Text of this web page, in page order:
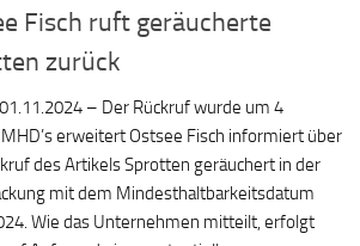
Fisch ruft geräucherte
zurück
– Der Rückruf wurde um 4
erweitert Ostsee Fisch informiert über
des Artikels Sprotten geräuchert in der
mit dem Mindesthaltbarkeitsdatum
Wie das Unternehmen mitteilt, erfolgt